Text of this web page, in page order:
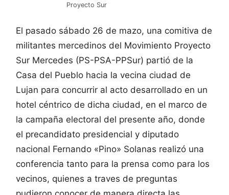
Proyecto Sur
El pasado sábado 26 de mazo, una comitiva de
militantes mercedinos del Movimiento Proyecto
Sur Mercedes (PS-PSA-PPSur) partió de la
Casa del Pueblo hacia la vecina ciudad de
Lujan para concurrir al acto desarrollado en un
hotel céntrico de dicha ciudad, en el marco de
la campaña electoral del presente año, donde
el precandidato presidencial y diputado
nacional Fernando «Pino» Solanas realizó una
conferencia tanto para la prensa como para los
vecinos, quienes a traves de preguntas